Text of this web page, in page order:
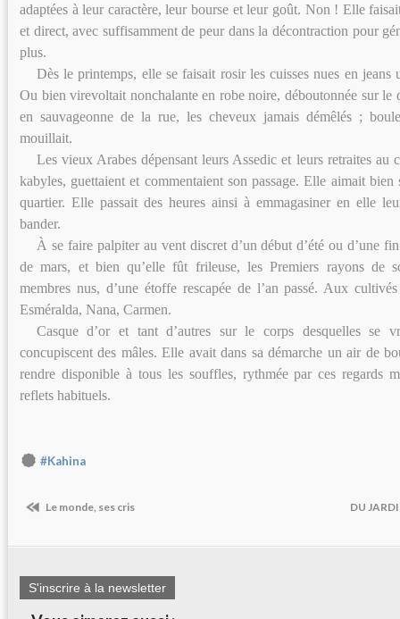
adaptées à leur caractère, leur bourse et leur goût. Non ! Elle
et direct, avec suffisamment de peur dans la décontraction pour
plus.
Dès le printemps, elle se faisait rosir les cuisses nues en jeans
Ou bien virevoltait nonchalante en robe noire, déboutonnée sur le
en sauvageonne de la rue, les cheveux jamais démêlés ;
mouillait.
Les vieux Arabes dépensant leurs Assedic et leurs retraites au
kabyles, guettaient et commentaient son passage. Elle aimait
quartier. Elle passait des heures ainsi à emmagasiner en elle
bander.
À se faire palpiter au vent discret d’un début d’été ou d’une
de mars, et bien qu’elle fût frileuse, les Premiers rayons de
membres nus, d’une étoffe rescapée de l’an passé. Aux
Esméralda, Nana, Carmen.
Casque d’or et tant d’autres sur le corps desquelles se
concupiscent des mâles. Elle avait dans sa démarche un air de
rendre disponible à tous les souffles, rythmée par ces regards
reflets habituels.
#Kahina
Le monde, ses cris DU
S'inscrire à la newsletter